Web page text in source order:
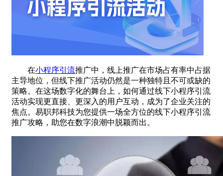
在小程序引流推广中，线上推广在市场占有率中占据
主导地位，但线下推广活动仍然是一种独特且不可或缺的
策略。在这场数字化的舞台上，如何通过线下小程序引流
活动实现更直接、更深入的用户互动，成为了企业关注的
焦点。易职邦科技为您提供一场全方位的线下小程序引流
推广攻略，助您在数字浪潮中脱颖而出。